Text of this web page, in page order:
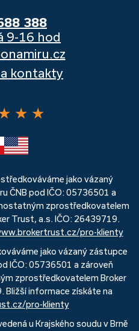
388
9-16 hod
kontakty
★ ★
jako vázaný
ČNB pod IČO: 05736501 a
zprostředkovatelem
Trust, a.s. IČO: 26439719.
pro-klienty
jako vázaný zástupce
IČO: 05736501 a zároveň
zprostředkovatelem Broker
Bližší informace získáte na
pro-klienty
u Krajského soudu v Brně